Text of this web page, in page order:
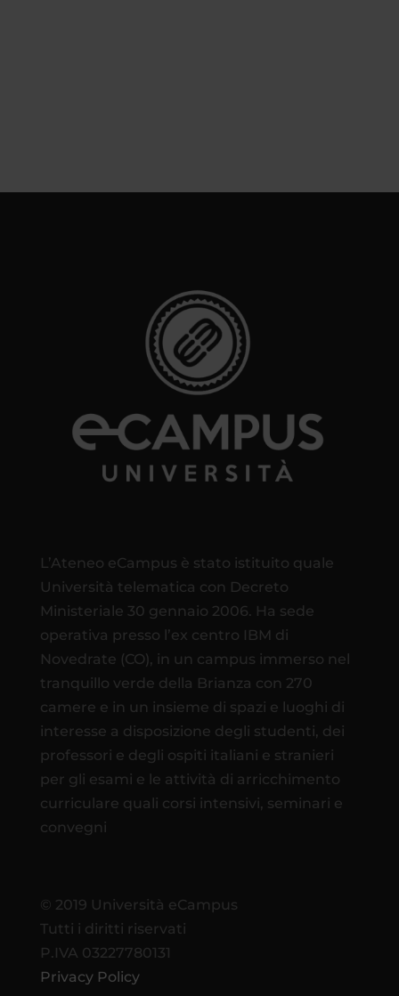
L’Ateneo eCampus è stato istituito quale
Università telematica con Decreto
Ministeriale 30 gennaio 2006. Ha sede
operativa presso l’ex centro IBM di
Novedrate (CO), in un campus immerso nel
tranquillo verde della Brianza con 270
camere e in un insieme di spazi e luoghi di
interesse a disposizione degli studenti, dei
professori e degli ospiti italiani e stranieri
per gli esami e le attività di arricchimento
curriculare quali corsi intensivi, seminari e
convegni
© 2019 Università eCampus
Tutti i diritti riservati
P.IVA 03227780131
Privacy Policy